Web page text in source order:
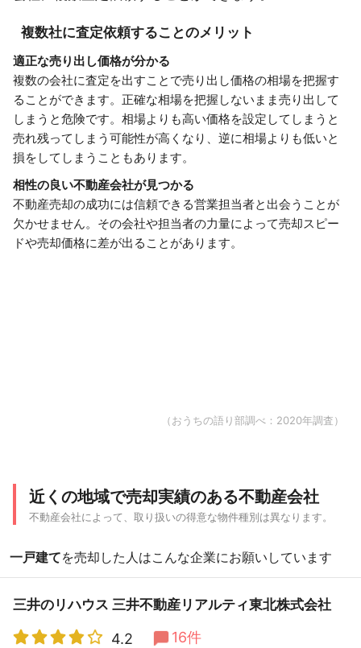
複数社に査定依頼することのメリット
適正な売り出し価格が分かる
複数の会社に査定を出すことで売り出し価格の相場を把握す
ることができます。正確な相場を把握しないまま売り出して
しまうと危険です。相場よりも高い価格を設定してしまうと
売れ残ってしまう可能性が高くなり、逆に相場よりも低いと
損をしてしまうこともあります。
相性の良い不動産会社が見つかる
不動産売却の成功には信頼できる営業担当者と出会うことが
欠かせません。その会社や担当者の力量によって売却スピー
ドや売却価格に差が出ることがあります。
（おうちの語り部調べ：2020年調査）
近くの地域で売却実績のある不動産会社
不動産会社によって、取り扱いの得意な物件種別は異なります。
一戸建てを売却した人はこんな企業にお願いしています
三井のリハウス 三井不動産リアルティ東北株式会社
4.2 16件